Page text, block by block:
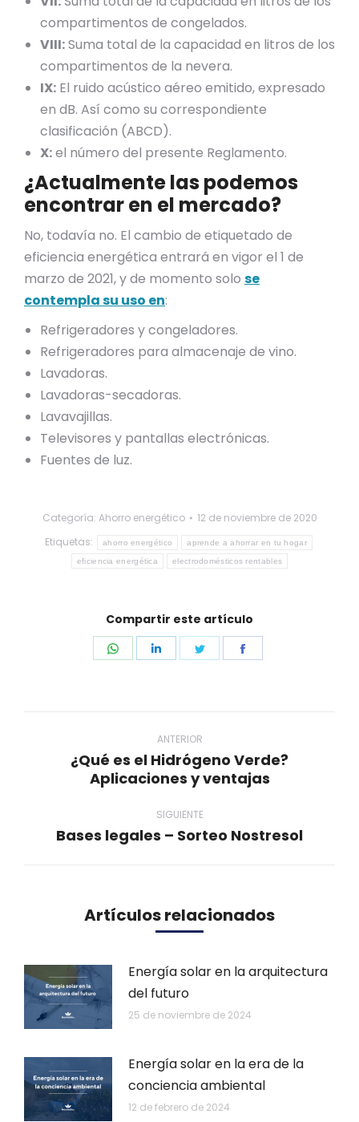
compartimentos de congelados.
VIII:Suma total de la capacidad en litros de los
compartimentos de la nevera.
IX: El ruido acústico aéreo emitido, expresado
en dB. Así como su correspondiente
clasificación (ABCD).
X:el número del presente Reglamento.
¿Actualmente las podemos
encontrar en el mercado?
No, todavía no. El cambio de etiquetado de
eficiencia energética entrará en vigor el 1 de
marzo de 2021, y de momento solo se
contempla su uso en:
Refrigeradores y congeladores.
Refrigeradores para almacenaje de vino.
Lavadoras.
Lavadoras-secadoras.
Lavavajillas.
Televisores y pantallas electrónicas.
Fuentes de luz.
Categoría: Ahorro energético
12 de noviembre de 2020
Etiquetas:
ahorro energético aprende a ahorrar en tu hogar
eficiencia energética electrodomésticos rentables
Compartir este artículo
Share
Share
Share
publicaciones
ANTERIOR
Publicación
anterior:
¿Qué es el Hidrógeno Verde?
Aplicaciones y ventajas
SIGUIENTE
Publicación
Bases legales – Sorteo Nostresol
Artículos relacionados
Energía solar en la arquitectura
del futuro
25 de noviembre de 2024
Energía solar en la era de la
conciencia ambiental
12 de febrero de 2024